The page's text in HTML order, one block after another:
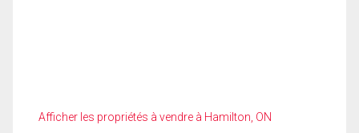
Afficher les propriétés à vendre à Hamilton, ON